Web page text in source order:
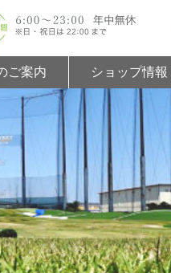
ご案内 ショップ情報